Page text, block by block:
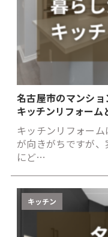
名古屋市のマンシ
キッチンリフォーム
キッチンリフォー
が向きがちですが
にど…
キッチン